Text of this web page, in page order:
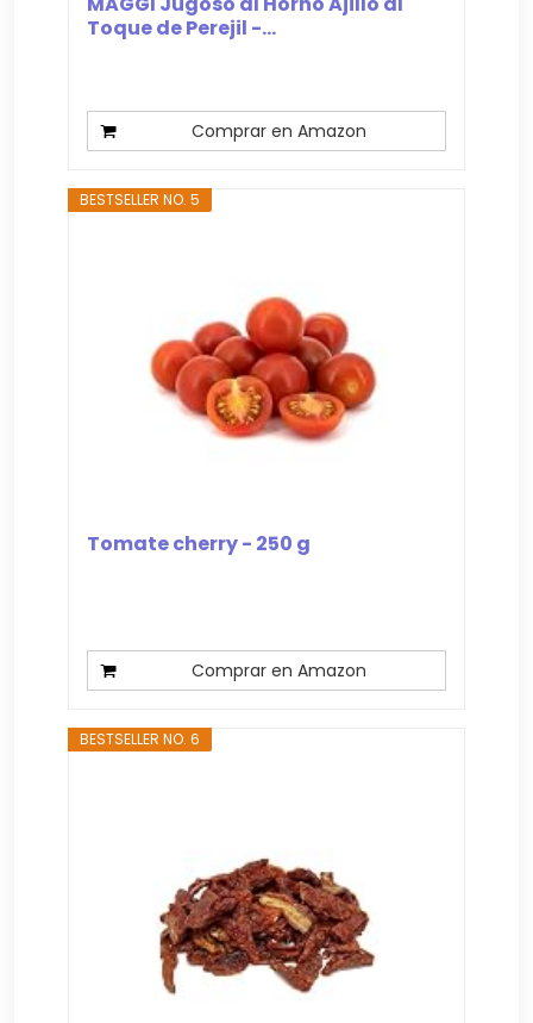
Toque de Perejil -...
Comprar en Amazon
BESTSELLER NO. 5
Tomate cherry - 250 g
Comprar en Amazon
BESTSELLER NO. 6